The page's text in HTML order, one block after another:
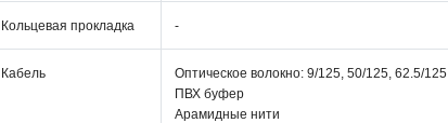
Кольцевая прокладка -
Кабель
Оптическое волокно: 9/125, 50/125, 62.5/125
ПВХ буфер
Арамидные нити